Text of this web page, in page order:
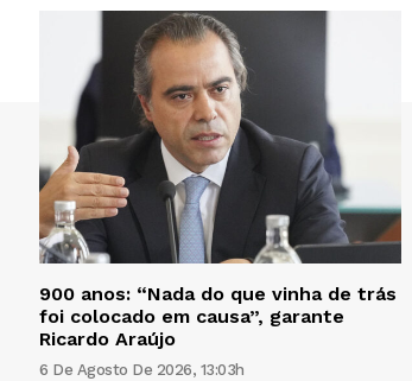
900 anos: “Nada do que vinha de trás
foi colocado em causa”, garante
Ricardo Araújo
6 De Agosto De 2026, 13:03h